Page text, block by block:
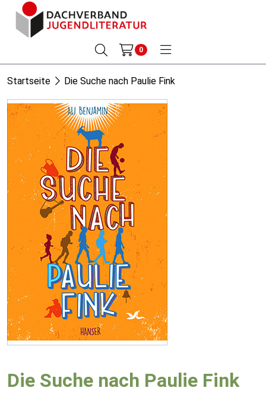
0
Startseite Die Suche nach Paulie Fink
Die Suche nach Paulie Fink